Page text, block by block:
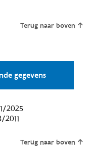
Terug naar boven
gegevens
2025
2011
Terug naar boven